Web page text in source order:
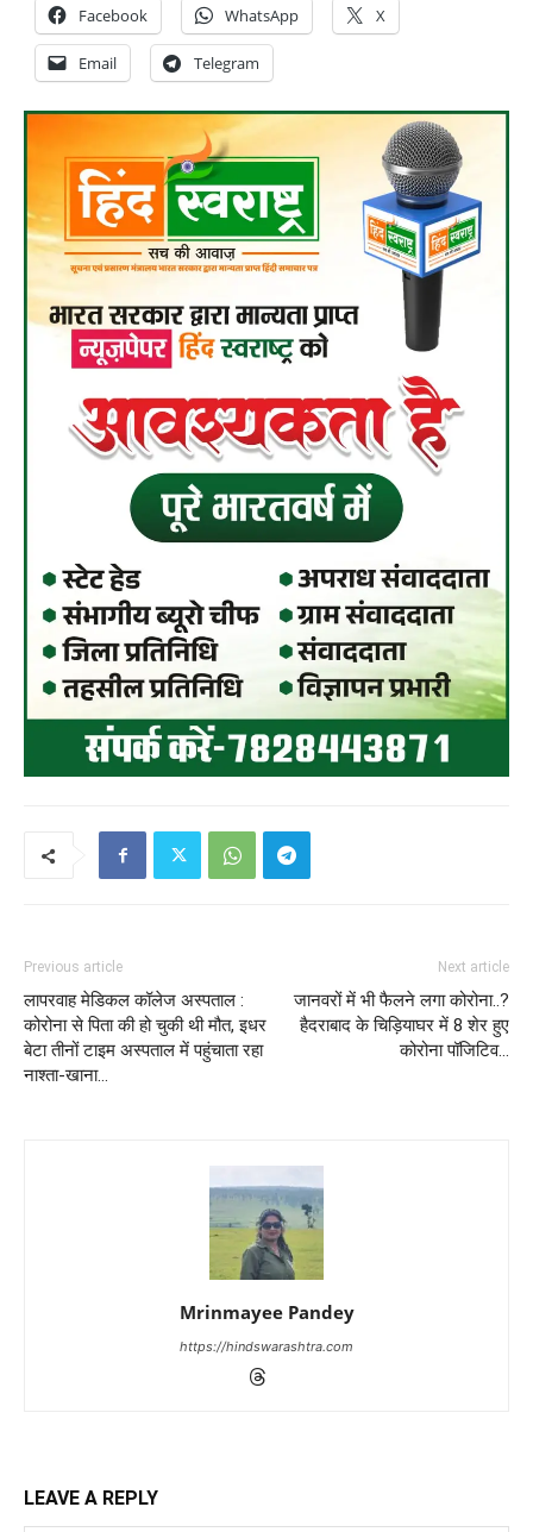
Facebook WhatsApp X
Email Telegram
Previous article
लापरवाह मेडिकल कॉलेज अस्पताल :
कोरोना से पिता की हो चुकी थी मौत, इधर
बेटा तीनों टाइम अस्पताल में पहुंचाता रहा
नाश्ता-खाना…
Next article
जानवरों में भी फैलने लगा कोरोना..?
हैदराबाद के चिड़ियाघर में 8 शेर हुए
कोरोना पॉजिटिव…
Mrinmayee Pandey
https://hindswarashtra.com
LEAVE A REPLY